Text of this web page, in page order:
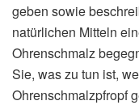
geben sowie
natürlichen Mitteln
Ohrenschmalz
Sie, was zu tun ist,
Ohrenschmalzpfropf